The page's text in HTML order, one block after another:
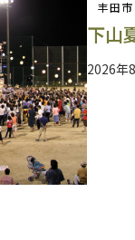
丰田市
下山
2026年